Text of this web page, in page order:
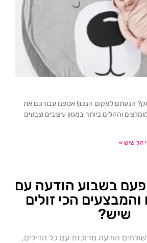
הגעתם למקום הנכון! אספנו עבורכם את
והזולים ביותר במגוון עיצובים וצבעים
זול שיש »
בשבוע הודעה עם
והמבצעים הכי זולים
שיש?
הודעה מרוכזת עם כל הדילים,